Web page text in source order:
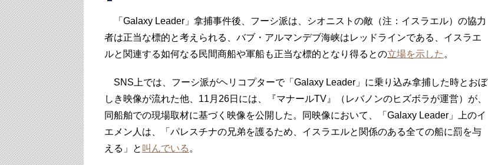
「Galaxy Leader」拿捕事件後、フーシ派は、シオニストの敵（注：イスラエル）の協力
者は正当な標的と考えられる、バブ・アルマンデブ海峡はレッドラインである、イスラエ
ルと関連する如何なる民間商船や軍船も正当な標的となり得るとの立場を示した 。
SNS上では、フーシ派がヘリコプターで「Galaxy Leader」に乗り込み拿捕した時とおぼ
しき映像が流れた他、11月26日には、『マナールTV』（レバノンのヒズボラが運営）が、
同船舶での現場取材に基づく映像を公開した。同映像において、「Galaxy Leader」上のイ
エメン人は、「パレスチナの兄弟を護るため、イスラエルと関係のある全ての船に罰を与
える」と 叫んでいる 。